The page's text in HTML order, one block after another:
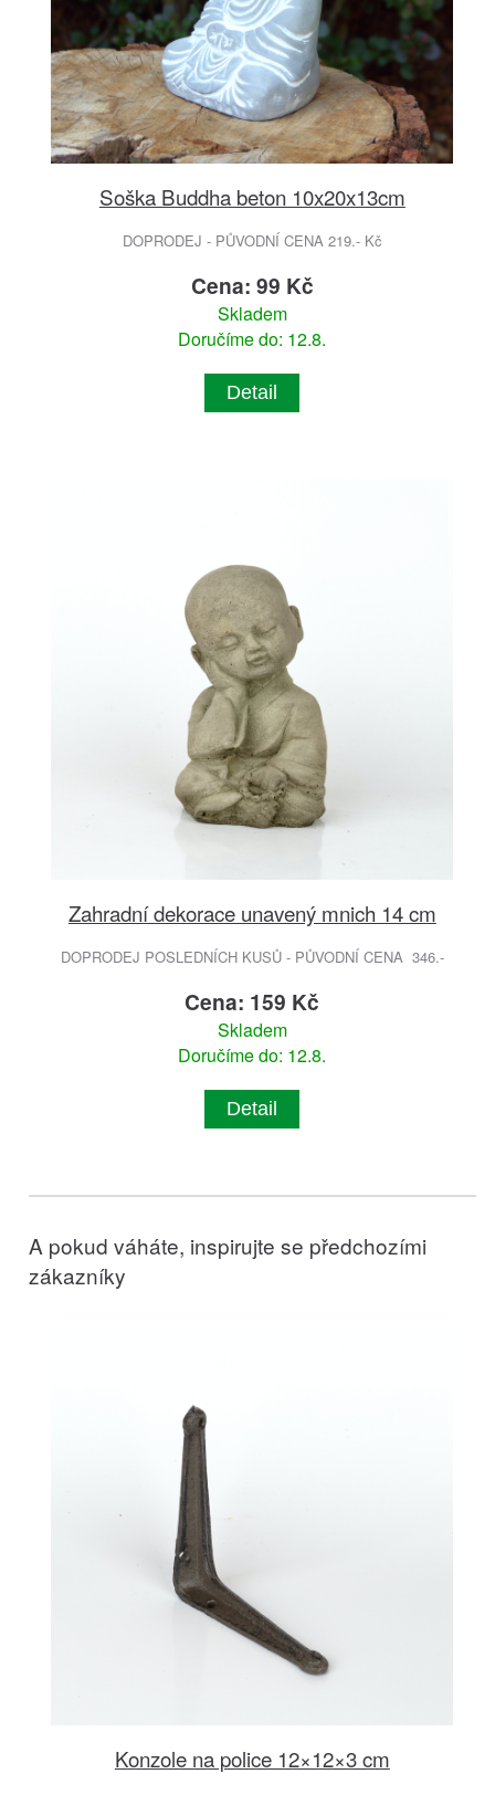
Soška Buddha beton 10x20x13cm
DOPRODEJ - PŮVODNÍ CENA 219.- Kč
Cena: 99 Kč
Skladem
Doručíme do: 12.8.
Detail
Zahradní dekorace unavený mnich 14 cm
DOPRODEJ POSLEDNÍCH KUSŮ - PŮVODNÍ CENA 346.-
Cena: 159 Kč
Skladem
Doručíme do: 12.8.
Detail
A pokud váháte, inspirujte se předchozími
zákazníky
Konzole na police 12×12×3 cm